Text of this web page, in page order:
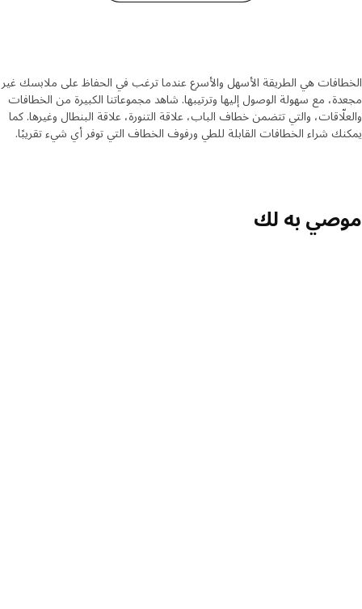
هي الطريقة الأسهل والأسرع عندما ترغب في الحفاظ على ملابسك غير
مع سهولة الوصول إليها وترتيبها. شاهد مجموعاتنا الكبيرة من الخطافات
والتي تتضمن خطاف الباب، علاقة التنورة، علاقة البنطال وغيرها. كما
شراء الخطافات القابلة للطي ورفوف الخطاف التي توفر أي شيء تقريبًا.
به لك